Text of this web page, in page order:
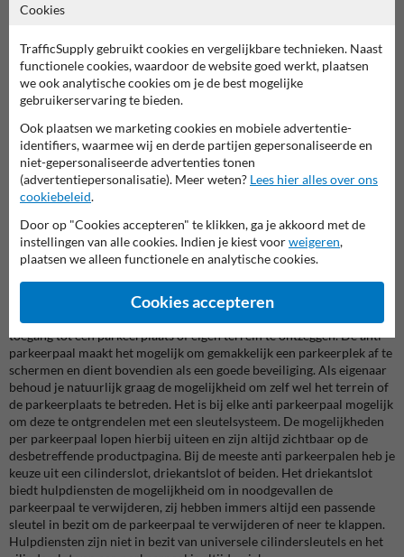
Parkeerbeugels
Parkeerpalen
Wat is een parkeerpaal?
Een parkeerpaal is een gangbare oplossing om onbevoegden de
toegang tot een parkeerplaats of eigen terrein te ontzeggen. De anti
parkeerpaal maakt het mogelijk om gemakkelijk een parkeerplek af te
schermen en dient bovendien als een goede beveiliging. Als eigenaar
behoud je natuurlijk graag de mogelijkheid om zelf wel het terrein of
de parkeerplaats te betreden. Het is bij elke anti parkeerpaal mogelijk
om deze te ontgrendelen met een sleutelsysteem. De mogelijkheden
per parkeerpaal lopen hierbij uiteen en zijn altijd zichtbaar op de
desbetreffende productpagina. Bij de meeste anti parkeerpalen heb je
keuze uit een cilinderslot, driekantslot of beiden. Het driekantslot
biedt hulpdiensten de mogelijkheid om in noodgevallen de
parkeerpaal te verwijderen, zij hebben immers altijd een passende
sleutel in bezit om de parkeerpaal te verwijderen of neer te klappen.
Hulpdiensten zijn niet in bezit van universele cilindersleutels en het
Cookies
TrafficSupply gebruikt cookies en vergelijkbare technieken. Naast
functionele cookies, waardoor de website goed werkt, plaatsen
we ook analytische cookies om je de best mogelijke
gebruikerservaring te bieden.
Ook plaatsen we marketing cookies en mobiele advertentie-
identifiers, waarmee wij en derde partijen gepersonaliseerde en
niet-gepersonaliseerde advertenties tonen
(advertentiepersonalisatie). Meer weten? Lees hier alles over ons
cookiebeleid.
Door op "Cookies accepteren" te klikken, ga je akkoord met de
instellingen van alle cookies. Indien je kiest voorweigeren,
plaatsen we alleen functionele en analytische cookies.
Cookies accepteren